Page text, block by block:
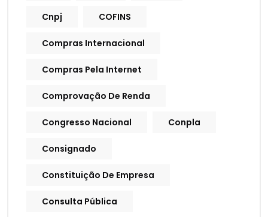
Cnpj COFINS
Compras Internacional
Compras Pela Internet
Comprovação De Renda
Congresso Nacional Conpla
Consignado
Constituição De Empresa
Consulta Pública